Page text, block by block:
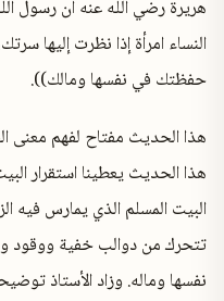
هريرة رضي الله عنه أن رسول
النساء امرأة إذا نظرت إليها
حفظتك في نفسها ومالك)).
هذا الحديث مفتاح لفهم معنى
هذا الحديث يعطينا استقرار
البيت المسلم الذي يمارس فيه
تتحرك من دوالب خفية ووقود
نفسها وماله. وزاد الأستاذ